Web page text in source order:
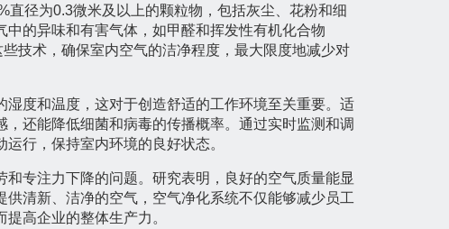
直径为0.3微米及以上的颗粒物，包括灰尘、花粉和细
的异味和有害气体，如甲醛和挥发性有机化合物
技术，确保室内空气的洁净程度，最大限度地减少对
度和温度，这对于创造舒适的工作环境至关重要。适
还能降低细菌和病毒的传播概率。通过实时监测和调
行，保持室内环境的良好状态。
和专注力下降的问题。研究表明，良好的空气质量能显
清新、洁净的空气，空气净化系统不仅能够减少员工
高企业的整体生产力。